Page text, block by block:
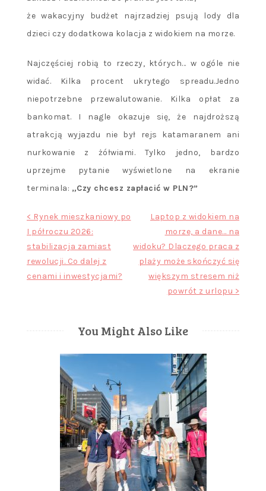
że wakacyjny budżet najrzadziej psują lody dla
dzieci czy dodatkowa kolacja z widokiem na morze.
Najczęściej robią to rzeczy, których… w ogóle nie
widać. Kilka procent ukrytego spreadu.Jedno
niepotrzebne przewalutowanie. Kilka opłat za
bankomat. I nagle okazuje się, że najdroższą
atrakcją wyjazdu nie był rejs katamaranem ani
nurkowanie z żółwiami. Tylko jedno, bardzo
uprzejme pytanie wyświetlone na ekranie
terminala: „Czy chcesz zapłacić w PLN?”
Nawigacja
wpisu
< Rynek mieszkaniowy po
I półroczu 2026:
stabilizacja zamiast
rewolucji. Co dalej z
cenami i inwestycjami?
Laptop z widokiem na
morze, a dane… na
widoku? Dlaczego praca z
plaży może skończyć się
większym stresem niż
powrót z urlopu >
You Might Also Like